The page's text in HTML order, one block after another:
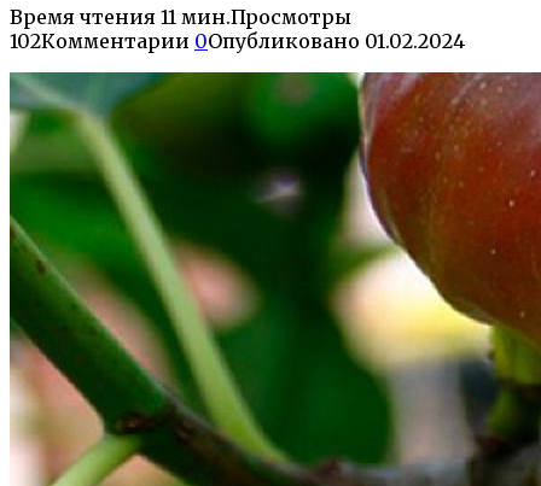
Время чтения 11 мин.Просмотры
102Комментарии 0Опубликовано 01.02.2024